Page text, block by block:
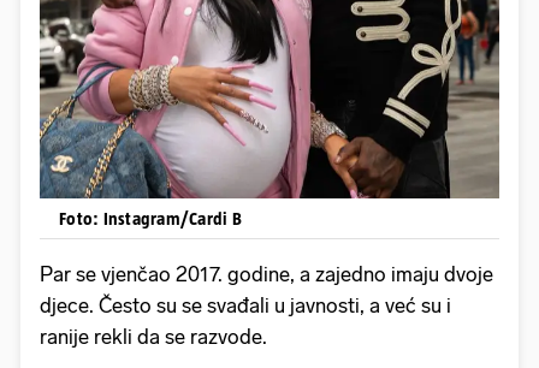
Foto: Instagram/Cardi B
Par se vjenčao 2017. godine, a zajedno imaju dvoje
djece. Često su se svađali u javnosti, a već su i
ranije rekli da se razvode.